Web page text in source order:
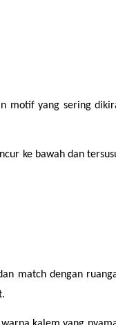
motif yang sering
ke bawah dan
match dengan